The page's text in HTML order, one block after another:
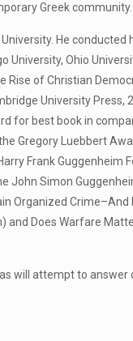
Greek community.
He conducted
Ohio
of Christian
University Press,
for best book in
Gregory Luebbert
Frank Guggenheim
John Simon
Organized Crime–And
and Does Warfare
will attempt to answer